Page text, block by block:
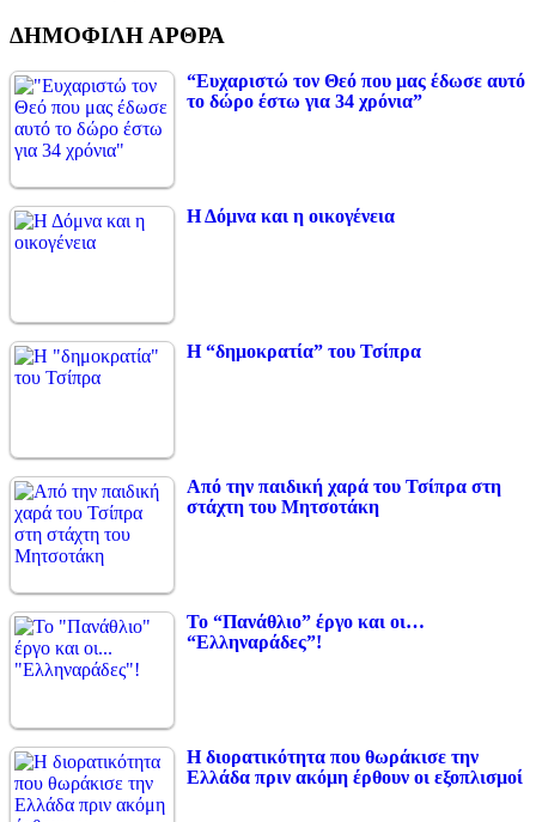
ΔΗΜΟΦΙΛΗ ΑΡΘΡΑ
“Ευχαριστώ τον Θεό που μας έδωσε αυτό
το δώρο έστω για 34 χρόνια”
Η Δόμνα και η οικογένεια
Η “δημοκρατία” του Τσίπρα
Από την παιδική χαρά του Τσίπρα στη
στάχτη του Μητσοτάκη
Το “Πανάθλιο” έργο και οι…
“Ελληναράδες”!
Η διορατικότητα που θωράκισε την
Ελλάδα πριν ακόμη έρθουν οι εξοπλισμοί